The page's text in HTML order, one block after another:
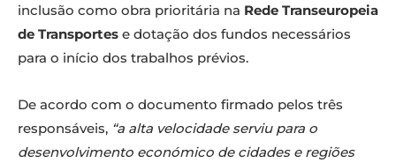
inclusão como obra prioritária na Rede Transeuropeia
de Transportes e dotação dos fundos necessários
para o início dos trabalhos prévios.
De acordo com o documento firmado pelos três
responsáveis, “a alta velocidade serviu para o
desenvolvimento económico de cidades e regiões